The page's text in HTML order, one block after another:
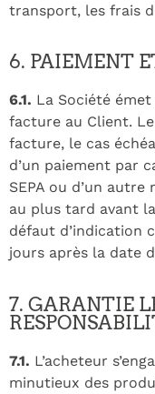
transport, les frais
6. PAIEMENT
6.1. La Société
facture au Client.
facture, le cas
d’un paiement par
SEPA ou d’un
au plus tard avant
défaut d’indication
jours après la date
7. GARANTIE
7.1. L’acheteur
minutieux des